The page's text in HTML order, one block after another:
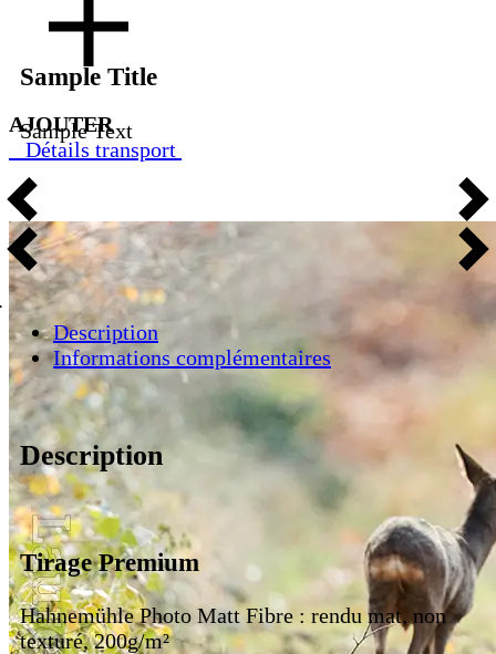
Sample Title
Sample Text
AJOUTER
Détails transport
Description
Informations complémentaires
Description
Tirage Premium
Hahnemühle Photo Matt Fibre : rendu mat, non
texturé, 200g/m²